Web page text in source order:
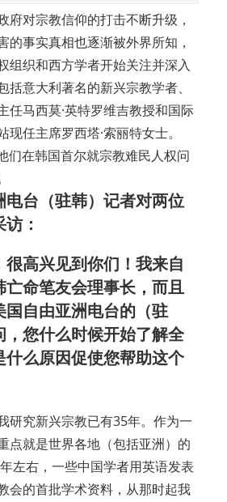
府对宗教信仰的打击不断升级，
的事实真相也逐渐被外界所知，
组织和西方学者开始关注并深入
括意大利著名的新兴宗教学者、
任马西莫·英特罗维吉教授和国际
任主席罗西塔·索丽特女士。
们在韩国首尔就宗教难民人权问
电台（驻韩）记者对两位
：
高兴见到你们！我来自
亡命笔友会理事长，而且
国自由亚洲电台的（驻
，您什么时候开始了解全
什么原因促使您帮助这个
研究新兴宗教已有35年。作为一
点就是世界各地（包括亚洲）的
左右，一些中国学者用英语发表
会的首批学术资料，从那时起我